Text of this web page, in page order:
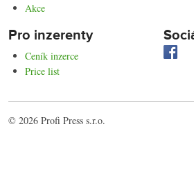
Akce
Pro inzerenty
Ceník inzerce
Price list
© 2026 Profi Press s.r.o.